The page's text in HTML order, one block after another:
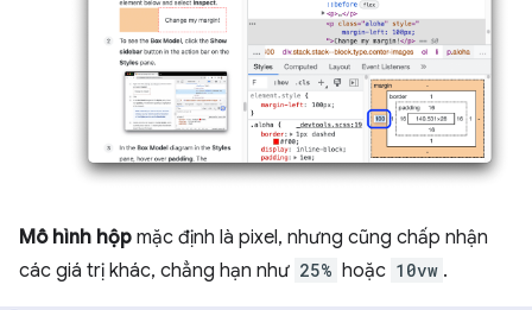
Mô hình hộp mặc định là pixel, nhưng cũng chấp nhận
các giá trị khác, chẳng hạn như 25% hoặc 10vw .